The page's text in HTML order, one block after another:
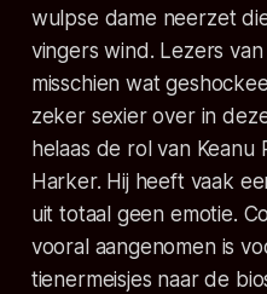
wulpse dame neerzet
vingers wind. Lezers
misschien wat
zeker sexier over in
helaas de rol van Keanu
Harker. Hij heeft vaak
uit totaal geen emotie.
vooral aangenomen is
tienermeisjes naar de